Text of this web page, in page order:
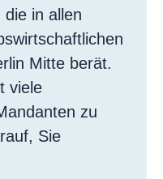
in allen
Mitte berät.
viele
zu
Sie